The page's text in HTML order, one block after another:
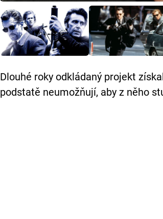
Dlouhé roky odkládaný projekt
podstatě neumožňují, aby z něho